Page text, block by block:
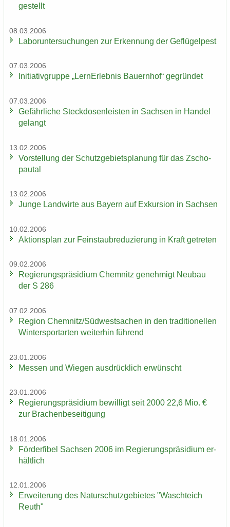
ge­stellt
08.03.2006
La­bor­un­ter­su­chun­gen zur Er­ken­nung der Ge­flü­gel­pest
07.03.2006
In­itia­tiv­grup­pe „Lern­Erleb­nis Bau­ern­hof“ ge­grün­det
07.03.2006
Ge­fähr­li­che Steck­do­sen­leis­ten in Sach­sen in Han­del
ge­langt
13.02.2006
Vor­stel­lung der Schutz­ge­biets­pla­nung für das Zscho­
pau­tal
13.02.2006
Junge Land­wir­te aus Bay­ern auf Ex­kur­si­on in Sach­sen
10.02.2006
Ak­ti­ons­plan zur Fein­staub­re­du­zie­rung in Kraft ge­tre­ten
09.02.2006
Re­gie­rungs­prä­si­di­um Chem­nitz ge­neh­migt Neu­bau
der S 286
07.02.2006
Re­gi­on Chem­nitz/Süd­west­sa­chen in den tra­di­tio­nel­len
Win­ter­sport­ar­ten wei­ter­hin füh­rend
23.01.2006
Mes­sen und Wie­gen aus­drück­lich er­wünscht
23.01.2006
Re­gie­rungs­prä­si­di­um be­wil­ligt seit 2000 22,6 Mio. €
zur Bra­chen­be­sei­ti­gung
18.01.2006
För­der­fi­bel Sach­sen 2006 im Re­gie­rungs­prä­si­di­um er­
hält­lich
12.01.2006
Er­wei­te­rung des Na­tur­schutz­ge­bie­tes "Wasch­teich
Reuth"